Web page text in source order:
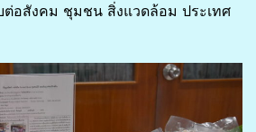
ต่อสังคม ชุมชน สิ่งแวดล้อม ประเทศ